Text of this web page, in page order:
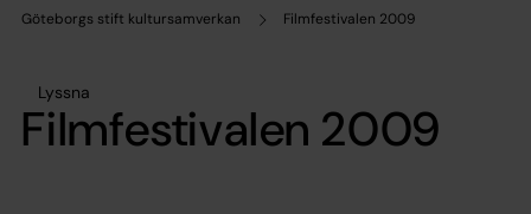
Göteborgs stift kultursamverkan Filmfestivalen 2009
Lyssna
Filmfestivalen 2009